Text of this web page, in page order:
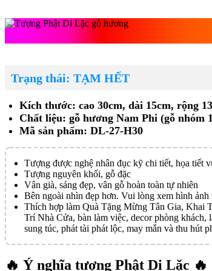
Trạng thái: TẠM HẾT
Kích thước: cao 30cm, dài 15cm, rộng
Chất liệu: gỗ hương Nam Phi (gỗ nhóm
Mã sản phẩm: DL-27-H30
Tượng được nghệ nhân đục kỹ chi tiết, họa tiết
Tượng nguyên khối, gỗ đặc
Vân già, sáng đẹp, vân gỗ hoàn toàn tự nhiên
Bên ngoài nhìn đẹp hơn. Vui lòng xem hình ảnh
Thích hợp làm Quà Tặng Mừng Tân Gia, Khai
Trí Nhà Cửa, bàn làm việc, decor phòng
sung túc, phát tài phát lộc, may mắn và thu hút
🔥 Ý nghĩa tượng Phật Di Lặc 🔥